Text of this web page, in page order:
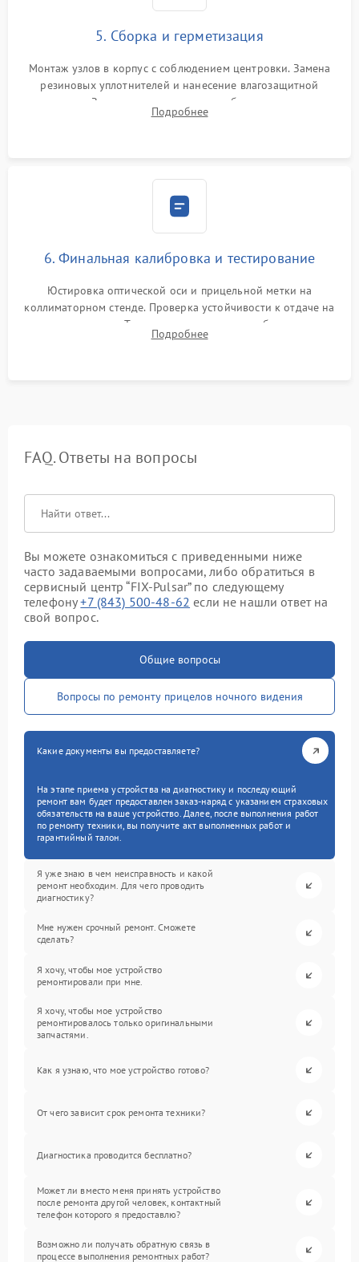
5. Сборка и герметизация
Монтаж узлов в корпус с соблюдением центровки. Замена
резиновых уплотнителей и нанесение влагозащитной
смазки. Заполнение внутреннего объема прицела
осушенным азотом для предотвращения запотевания оптики
Подробнее
6. Финальная калибровка и тестирование
Юстировка оптической оси и прицельной метки на
коллиматорном стенде. Проверка устойчивости к отдаче на
ударном стенде. Тестирование качества изображения в
темноте, дальности обнаружения и корректной работы всех
Подробнее
FAQ. Ответы на вопросы
Вы можете ознакомиться с приведенными ниже
часто задаваемыми вопросами, либо обратиться в
сервисный центр “FIX-Pulsar” по следующему
телефону+7 (843) 500-48-62 если не нашли ответ на
свой вопрос.
Общие вопросы
Вопросы по ремонту прицелов ночного видения
Какие документы вы предоставляете?
На этапе приема устройства на диагностику и последующий
ремонт вам будет предоставлен заказ-наряд с указанием страховых
обязательств на ваше устройство. Далее, после выполнения работ
по ремонту техники, вы получите акт выполненных работ и
гарантийный талон.
Я уже знаю в чем неисправность и какой
ремонт необходим. Для чего проводить
диагностику?
Мне нужен срочный ремонт. Сможете
сделать?
Я хочу, чтобы мое устройство
ремонтировали при мне.
Я хочу, чтобы мое устройство
ремонтировалось только оригинальными
запчастями.
Как я узнаю, что мое устройство готово?
От чего зависит срок ремонта техники?
Диагностика проводится бесплатно?
Может ли вместо меня принять устройство
после ремонта другой человек, контактный
телефон которого я предоставлю?
Возможно ли получать обратную связь в
процессе выполнения ремонтных работ?